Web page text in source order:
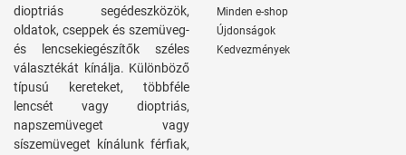
dioptriás segédeszközök,
oldatok, cseppek és szemüveg-
és lencsekiegészítők széles
választékát kínálja. Különböző
típusú kereteket, többféle
lencsét vagy dioptriás,
napszemüveget vagy
síszemüveget kínálunk férfiak,
Minden e-shop
Újdonságok
Kedvezmények